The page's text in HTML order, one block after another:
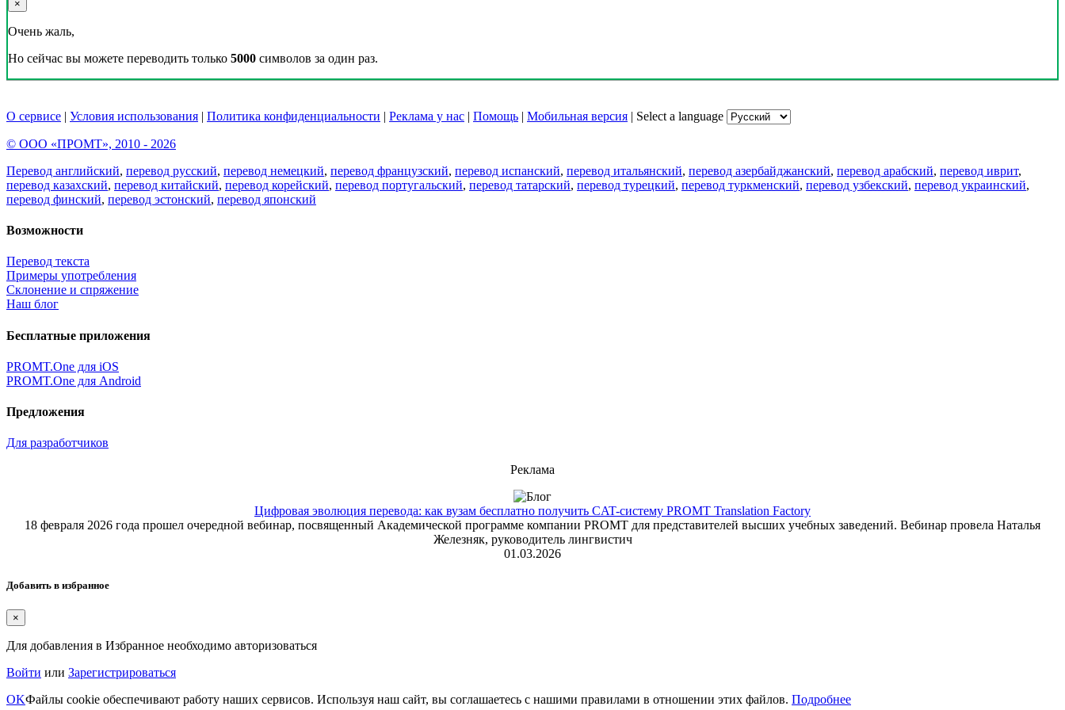
×
Очень жаль,
Но сейчас вы можете переводить только 5000 символов за один раз.
О сервисе | Условия использования | Политика конфиденциальности | Реклама у нас | Помощь | Мобильная версия | Select a language
© ООО «ПРОМТ», 2010 - 2026
Перевод английский, перевод русский, перевод немецкий, перевод французский, перевод испанский, перевод итальянский, перевод азербайджанский, перевод арабский, перевод иврит,
перевод казахский, перевод китайский, перевод корейский, перевод португальский, перевод татарский, перевод турецкий, перевод туркменский, перевод узбекский, перевод украинский,
перевод финский, перевод эстонский, перевод японский
Возможности
Перевод текста
Примеры употребления
Склонение и спряжение
Наш блог
Бесплатные приложения
PROMT.One для iOS
PROMT.One для Android
Предложения
Для разработчиков
Реклама
Цифровая эволюция перевода: как вузам бесплатно получить CAT-систему PROMT Translation Factory
18 февраля 2026 года прошел очередной вебинар, посвященный Академической программе компании PROMT для представителей высших учебных заведений. Вебинар провела Наталья
Железняк, руководитель лингвистич
01.03.2026
Добавить в избранное
×
Для добавления в Избранное необходимо авторизоваться
Войти или Зарегистрироваться
OKФайлы cookie обеспечивают работу наших сервисов. Используя наш сайт, вы соглашаетесь с нашими правилами в отношении этих файлов. Подробнее